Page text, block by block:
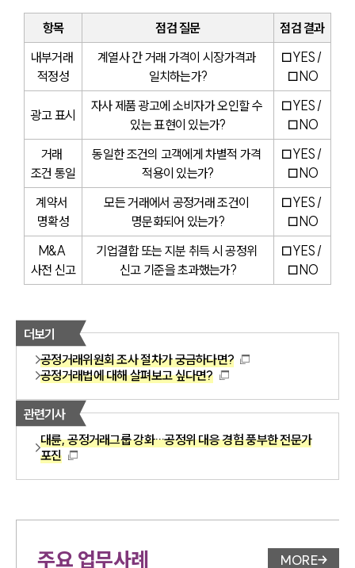
항목 점검 질문
점검 결과
내부거래
적정성
계열사 간 거래 가격이 시장가격과
일치하는가?
□YES /
□NO
광고 표시
자사 제품 광고에 소비자가 오인할 수
있는 표현이 있는가?
□YES /
□NO
거래
조건 통일
동일한 조건의 고객에게 차별적 가격
적용이 있는가?
□YES /
□NO
계약서
명확성
모든 거래에서 공정거래 조건이
명문화되어 있는가?
□YES /
□NO
M&A
사전 신고
기업결합 또는 지분 취득 시 공정위
신고 기준을 초과했는가?
□YES /
□NO
더보기
공정거래위원회 조사 절차가 궁금하다면?
공정거래법에 대해 살펴보고 싶다면?
관련기사
대륜, 공정거래그룹 강화…공정위 대응 경험 풍부한 전문가
포진
주요 업무사례 MORE